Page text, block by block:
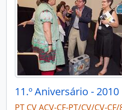
11.º Aniversário - 2010
PT CV ACV-CF-PT/CV/CV-